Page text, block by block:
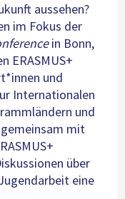
aussehen?
im Fokus der
in Bonn,
ERASMUS+
und
Internationalen
und
mit
über
eine